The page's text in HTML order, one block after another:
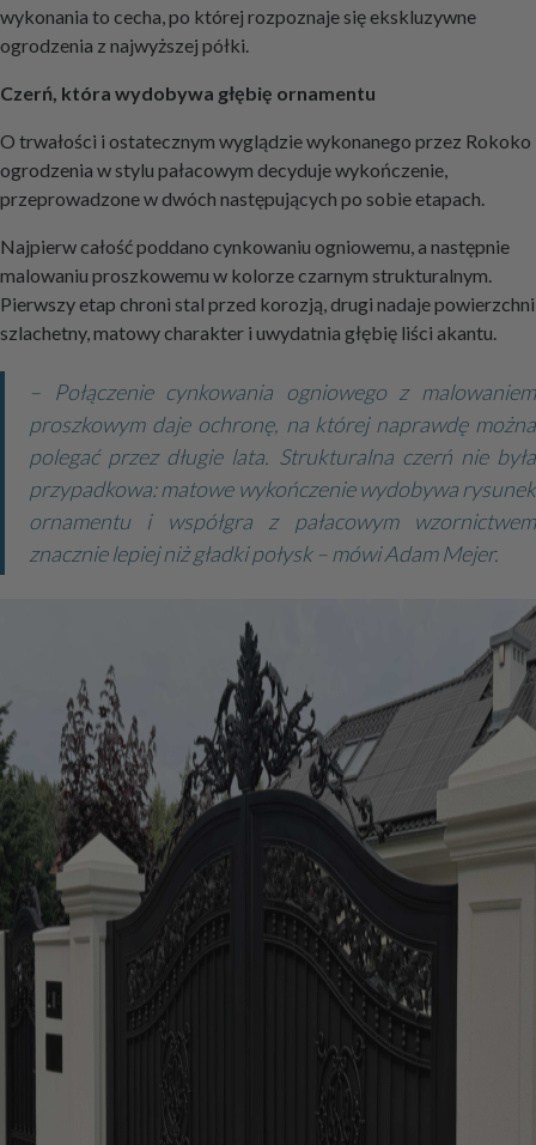
wykonania to cecha, po której rozpoznaje się ekskluzywne
ogrodzenia z najwyższej półki.
Czerń, która wydobywa głębię ornamentu
O trwałości i ostatecznym wyglądzie wykonanego przez Rokoko
ogrodzenia w stylu pałacowym decyduje wykończenie,
przeprowadzone w dwóch następujących po sobie etapach.
Najpierw całość poddano cynkowaniu ogniowemu, a następnie
malowaniu proszkowemu w kolorze czarnym strukturalnym.
Pierwszy etap chroni stal przed korozją, drugi nadaje powierzchni
szlachetny, matowy charakter i uwydatnia głębię liści akantu.
– Połączenie cynkowania ogniowego z malowaniem
proszkowym daje ochronę, na której naprawdę można
polegać przez długie lata. Strukturalna czerń nie była
przypadkowa: matowe wykończenie wydobywa rysunek
ornamentu i współgra z pałacowym wzornictwem
znacznie lepiej niż gładki połysk – mówi Adam Mejer.